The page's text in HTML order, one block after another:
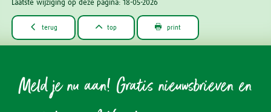
Laatste wijziging op deze pagina: 18-05-2026
 terug  top  print
Meld je nu aan! Gratis nieuwsbrieven en